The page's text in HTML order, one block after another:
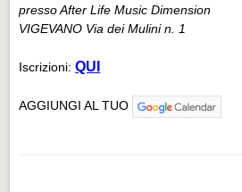
presso After Life Music Dimension
VIGEVANO Via dei Mulini n. 1
Iscrizioni:QUI
AGGIUNGI AL TUO